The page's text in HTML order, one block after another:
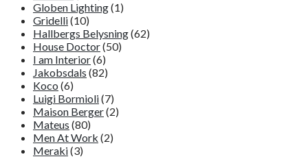
Globen Lighting(1)
Gridelli(10)
Hallbergs Belysning(62)
House Doctor(50)
I am Interior(6)
Jakobsdals (82)
Koco (6)
Luigi Bormioli(7)
Maison Berger(2)
Mateus (80)
Men At Work (2)
Meraki(3)